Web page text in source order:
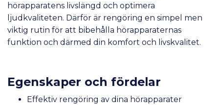
hörapparatens livslängd och optimera
ljudkvaliteten. Därför är rengöring en simpel men
viktig rutin för att bibehålla hörapparaternas
funktion och därmed din komfort och livskvalitet.
Egenskaper och fördelar
Effektiv rengöring av dina hörapparater